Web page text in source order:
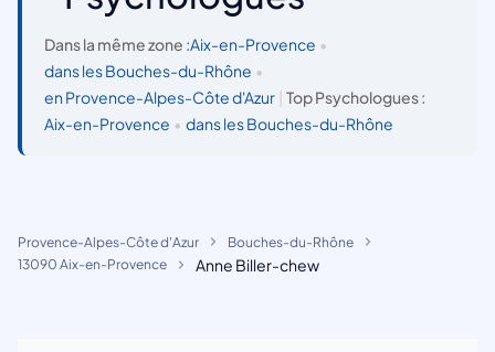
Dans la même zone :Aix-en-Provence •
dans les Bouches-du-Rhône •
en Provence-Alpes-Côte d'Azur
Top Psychologues :
Aix-en-Provence • dans les Bouches-du-Rhône
Provence-Alpes-Côte d'Azur
Bouches-du-Rhône
13090 Aix-en-Provence
Anne Biller-chew